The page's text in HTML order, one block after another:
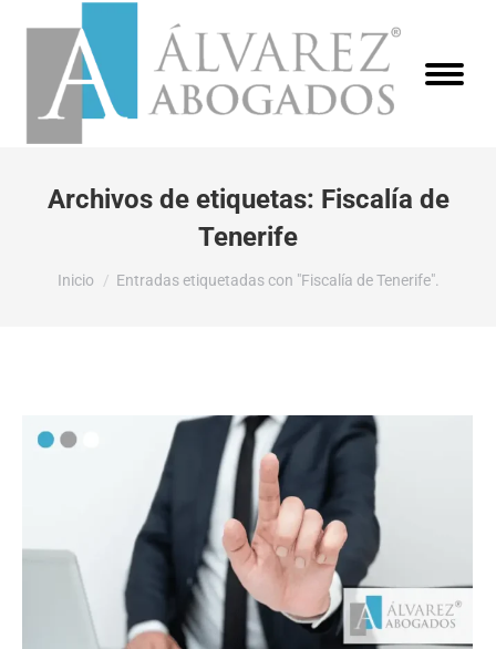
Archivos de etiquetas: Fiscalía de
Tenerife
Estás aquí:
Inicio Entradas etiquetadas con "Fiscalía de Tenerife".